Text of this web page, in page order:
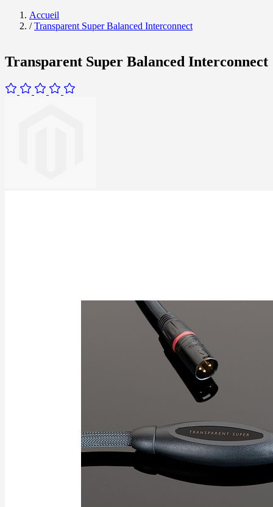
Accueil
/ Transparent Super Balanced Interconnect
Transparent Super Balanced Interconnect